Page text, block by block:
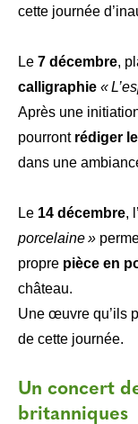
cette journée
Le 7 décembre,
calligraphie «
Après une
pourront rédiger
dans une
Le 14 décembre,
porcelaine »
propre pièce en
château.
Une œuvre qu’ils
de cette journée.
Un concert
britanniques